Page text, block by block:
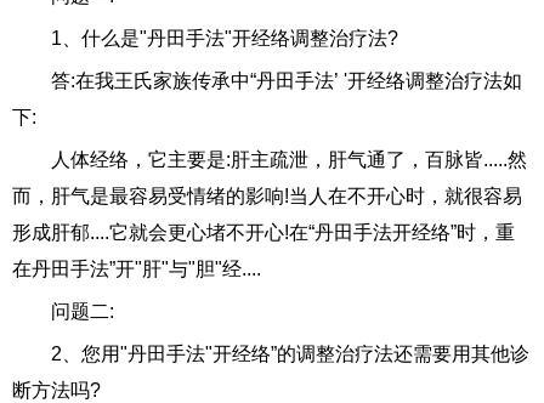
1、什么是"丹田手法"开经络调整治疗法?
答:在我王氏家族传承中“丹田手法’ '开经络调整治疗法如
下:
人体经络，它主要是:肝主疏泄，肝气通了，百脉皆.....然
而，肝气是最容易受情绪的影响!当人在不开心时，就很容易
形成肝郁....它就会更心堵不开心!在“丹田手法开经络”时，重
在丹田手法”开"肝"与"胆"经....
问题二:
2、您用"丹田手法"开经络”的调整治疗法还需要用其他诊
断方法吗?